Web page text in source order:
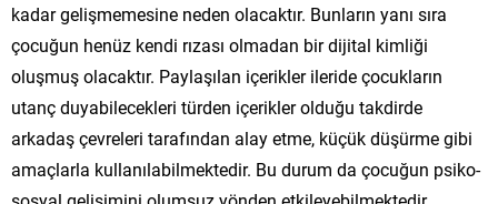
kadar gelişmemesine neden olacaktır. Bunların yanı sıra
çocuğun henüz kendi rızası olmadan bir dijital kimliği
oluşmuş olacaktır. Paylaşılan içerikler ileride çocukların
utanç duyabilecekleri türden içerikler olduğu takdirde
arkadaş çevreleri tarafından alay etme, küçük düşürme gibi
amaçlarla kullanılabilmektedir. Bu durum da çocuğun psiko-